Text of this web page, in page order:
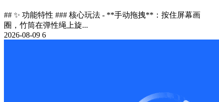
## ✨ 功能特性 ### 核心玩法 - **手动拖拽**：按住屏幕画
圈，竹筒在弹性绳上旋...
2026-08-09 6